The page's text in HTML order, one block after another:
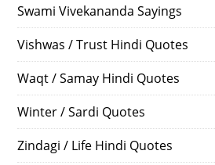
Swami Vivekananda Sayings
Vishwas / Trust Hindi Quotes
Waqt / Samay Hindi Quotes
Winter / Sardi Quotes
Zindagi / Life Hindi Quotes